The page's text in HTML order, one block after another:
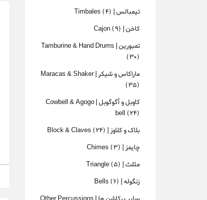
تیمبالس | Timbales (4)
کاخن | Cajon (9)
تمبورین | Tamburine & Hand Drums
(30)
ماراکاس و شیکر | Maracas & Shaker
(35)
کاوبل و آگوگوبل | Cowbell & Agogo
bell (24)
بلاک و کلاوز | Block & Claves (24)
چایمز | Chimes (3)
مثلث | Triangle (5)
زنگوله | Bells (6)